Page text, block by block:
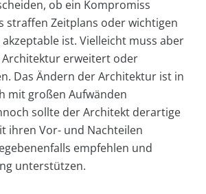
ob ein Kompromiss
straffen Zeitplans oder wichtigen
ist. Vielleicht muss aber
Architektur erweitert oder
Das Ändern der Architektur ist in
mit großen Aufwänden
sollte der Architekt derartige
ihren Vor- und Nachteilen
empfehlen und
unterstützen.